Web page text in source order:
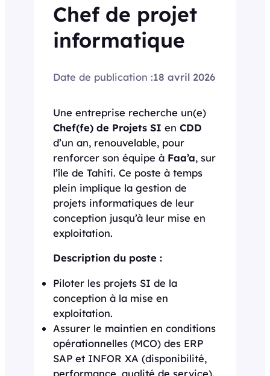
Chef de projet
informatique
Date de publication :18 avril 2026
Une entreprise recherche un(e)
Chef(fe) de Projets SI en CDD
d’un an, renouvelable, pour
renforcer son équipe à Faa’a, sur
l’île de Tahiti. Ce poste à temps
plein implique la gestion de
projets informatiques de leur
conception jusqu’à leur mise en
exploitation.
Description du poste :
Piloter les projets SI de la
conception à la mise en
exploitation.
Assurer le maintien en conditions
opérationnelles (MCO) des ERP
SAP et INFOR XA (disponibilité,
performance, qualité de service).